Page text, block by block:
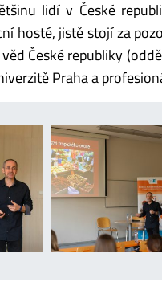
lidí v České
hosté, jistě stojí za
České republiky
Praha a